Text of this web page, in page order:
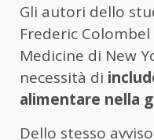
Gli autori dello
Frederic
Medicine di New
necessità di
alimentare nella
Dello stesso